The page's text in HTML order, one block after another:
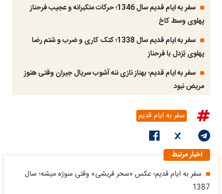
سفر به ایام قدیم سال 1346؛ حرکات متکبرانه و عجیب فرحناز
پهلوی وسط کاخ
سفر به ایام قدیم سال 1338؛ کتک کاری و ضرب و شتم رضا
پهلوی بًزدل با فرحناز
سفر به ایام قدیم؛ بهناز نازی ننه آشوب سریال جیران وقتی هنوز
مریض نبود
سفر به ایام قدیم
اخبار مرتبط
سفر به ایام قدیم؛ عکس «سحر قریشی» وقتی سوژه میشه؛ سال
1387